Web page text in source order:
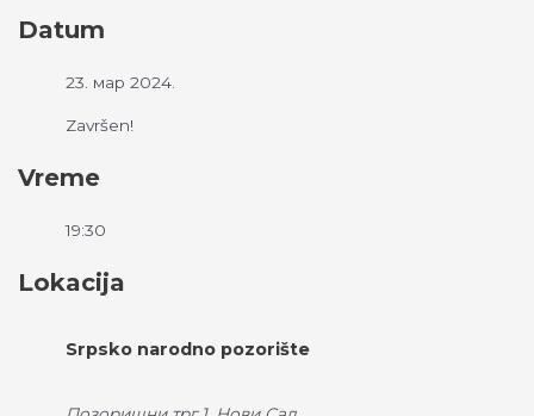
Datum
23. мар 2024.
Završen!
Vreme
19:30
Lokacija
Srpsko narodno pozorište